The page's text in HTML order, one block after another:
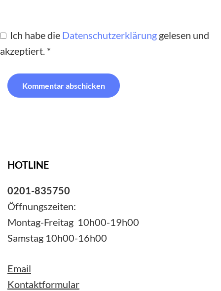
Ich habe die Datenschutzerklärung gelesen und
akzeptiert. *
HOTLINE
0201-835750
Öffnungszeiten:
Montag-Freitag 10h00-19h00
Samstag 10h00-16h00
Email
Kontaktformular